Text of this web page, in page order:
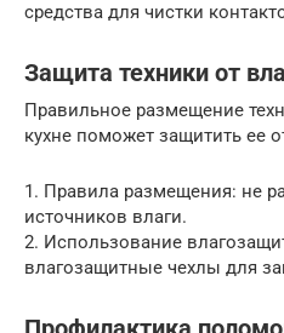
средства для чистки
Защита техники от
Правильное размещение
кухне поможет защитить ее
1. Правила размещения: не
источников влаги.
2. Использование
влагозащитные чехлы для